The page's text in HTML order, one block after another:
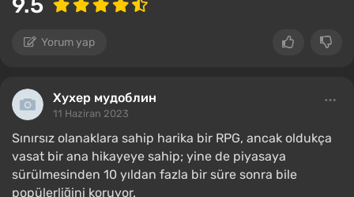
Yorum yap
Хухер мудоблин
11 Haziran 2023
Sınırsız olanaklara sahip harika bir RPG, ancak oldukça
vasat bir ana hikayeye sahip; yine de piyasaya
sürülmesinden 10 yıldan fazla bir süre sonra bile
popülerliğini koruyor.